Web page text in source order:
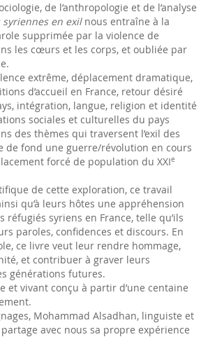
de l’anthropologie et de l’analyse
syriennes en exilnous entraîne à la
supprimée par la violence de
les cœurs et les corps, et oubliée par
extrême, déplacement dramatique,
d’accueil en France, retour désiré
intégration, langue, religion et identité
sociales et culturelles du pays
des thèmes qui traversent l’exil des
de fond une guerre/révolution en cours
forcé de population du XXIe
de cette exploration, ce travail
qu’à leurs hôtes une appréhension
réfugiés syriens en France, telle qu’ils
paroles, confidences et discours. En
ce livre veut leur rendre hommage,
et contribuer à graver leurs
générations futures.
et vivant conçu à partir d’une centaine
Mohammad Alsadhan, linguiste et
avec nous sa propre expérience